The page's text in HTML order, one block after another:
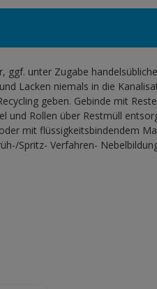
ggf. unter Zugabe
Lacken niemals in die
geben. Gebinde mit
und Rollen über Restmüll
mit flüssigkeitsbindendem
Spritz- Verfahren-